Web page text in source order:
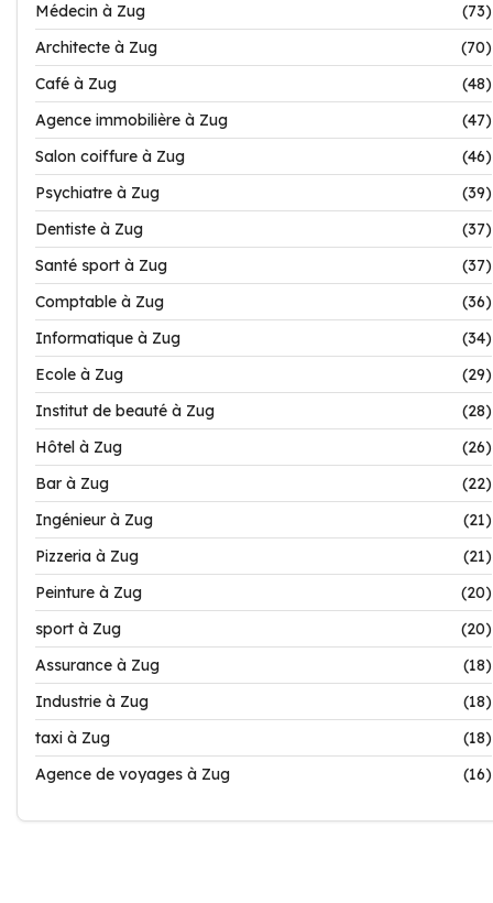
Médecin à Zug
(73)
Architecte à Zug
(70)
Café à Zug
(48)
Agence immobilière à Zug
(47)
Salon coiffure à Zug
(46)
Psychiatre à Zug
(39)
Dentiste à Zug
(37)
Santé sport à Zug
(37)
Comptable à Zug
(36)
Informatique à Zug
(34)
Ecole à Zug
(29)
Institut de beauté à Zug
(28)
Hôtel à Zug
(26)
Bar à Zug
(22)
Ingénieur à Zug
(21)
Pizzeria à Zug
(21)
Peinture à Zug
(20)
sport à Zug
(20)
Assurance à Zug
(18)
Industrie à Zug
(18)
taxi à Zug
(18)
Agence de voyages à Zug
(16)